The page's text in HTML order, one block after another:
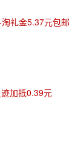
礼金5.37元包邮
加抵0.39元